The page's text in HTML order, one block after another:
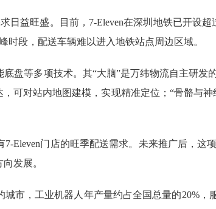
益旺盛。目前，7-Eleven在深圳地铁已开设超
段，配送车辆难以进入地铁站点周边区域。
等多项技术。其“大脑”是万纬物流自主研发的
可对站内地图建模，实现精准定位；“骨骼与
门店的旺季配送需求。未来推广后，这
发展。
，工业机器人年产量约占全国总量的20%，服